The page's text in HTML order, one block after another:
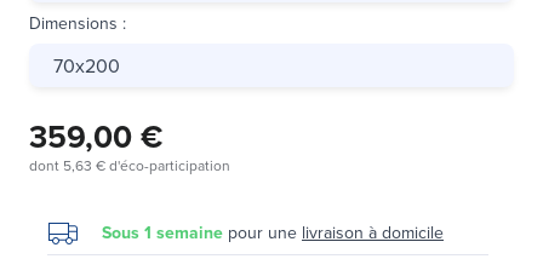
Dimensions :
70x200
359,00 €
dont 5,63 €d'éco-participation
Sous 1 semaine pour une livraison à domicile